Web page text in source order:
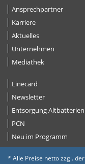
Ansprechpartner
Karriere
Aktuelles
Unternehmen
Mediathek
Linecard
Newsletter
Entsorgung Altbatterien
PCN
Neu im Programm
* Alle Preise netto zzgl.